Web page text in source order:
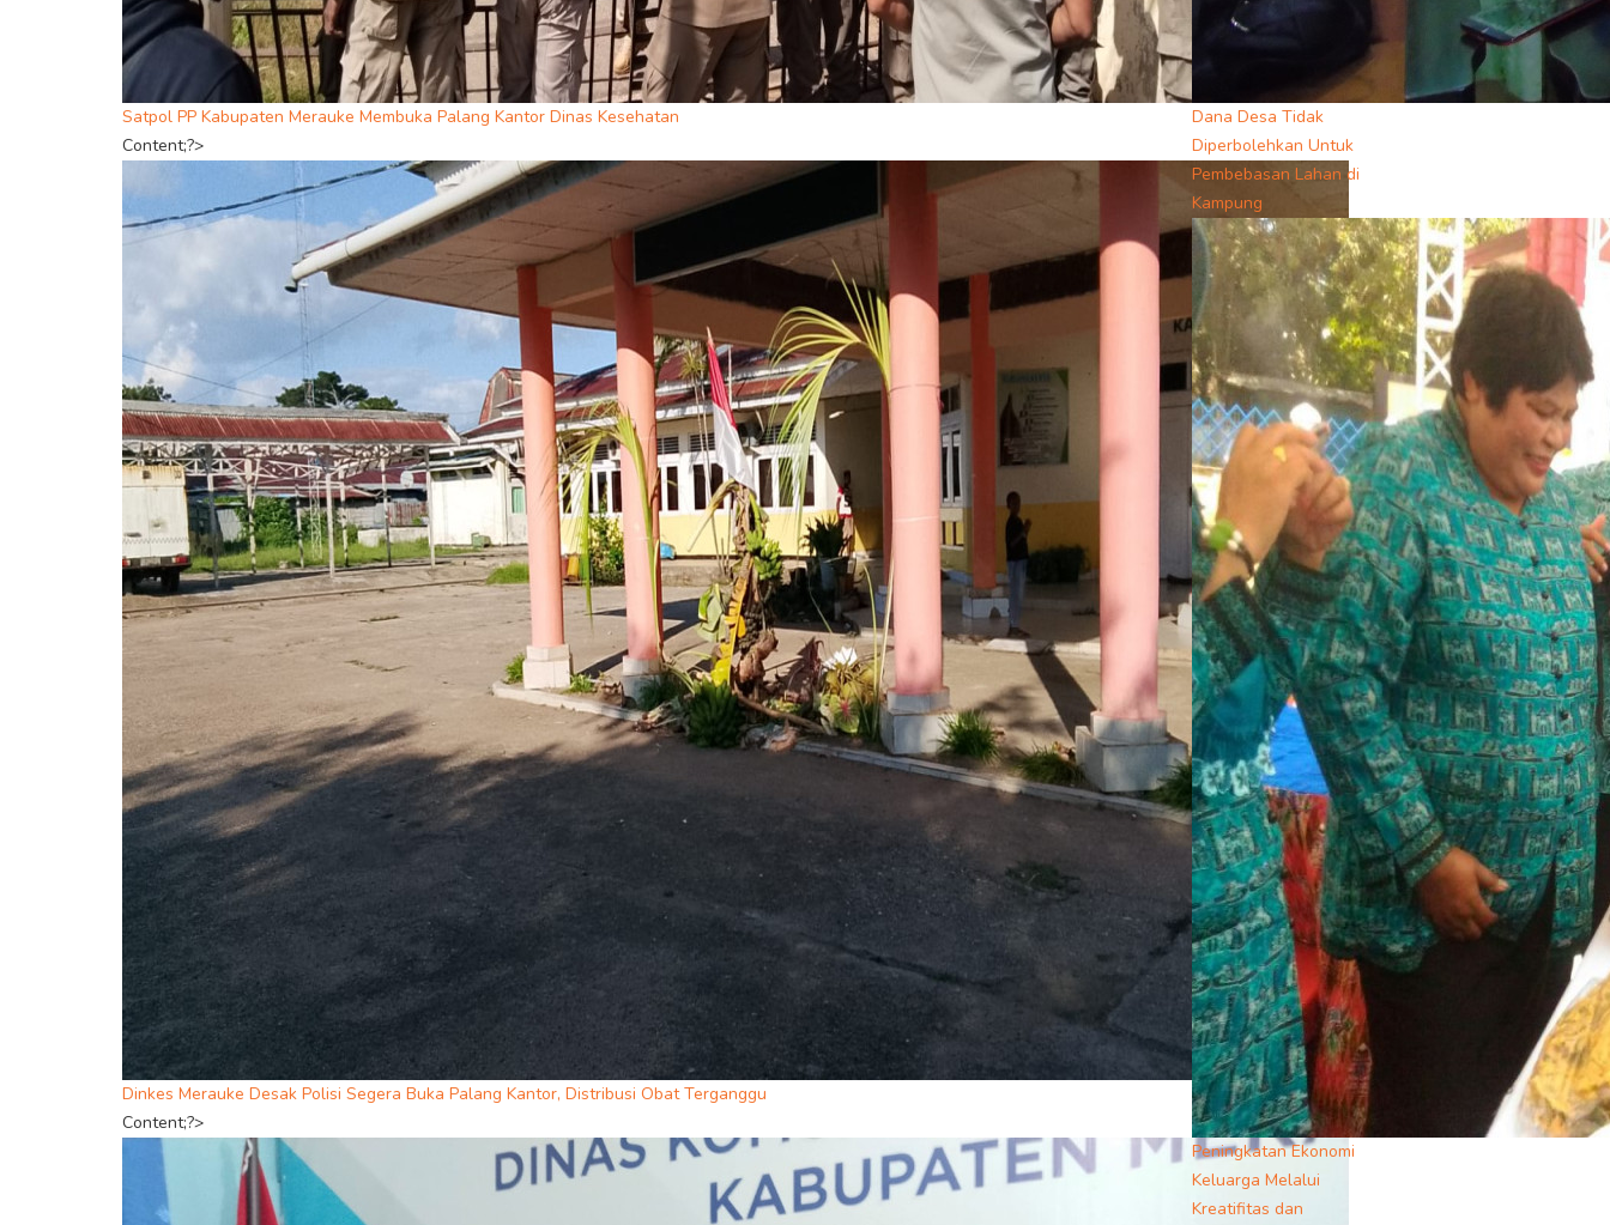
Satpol PP Kabupaten Merauke Membuka Palang Kantor Dinas Kesehatan
Content;?>
Dinkes Merauke Desak Polisi Segera Buka Palang Kantor, Distribusi Obat Terganggu
Content;?>
Dana Desa Tidak
Diperbolehkan Untuk
Pembebasan Lahan di
Kampung
Peningkatan Ekonomi
Keluarga Melalui
Kreatifitas dan